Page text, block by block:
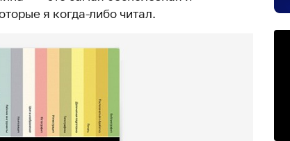
я когда-либо читал.